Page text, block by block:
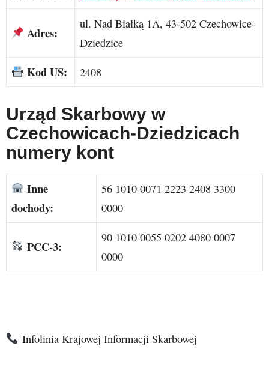
Adres:
ul. Nad Białką 1A, 43-502 Czechowice-
Dziedzice
Kod US: 2408
Urząd Skarbowy w
Czechowicach-Dziedzicach
numery kont
Inne
dochody:
56 1010 0071 2223 2408 3300
0000
PCC-3:
90 1010 0055 0202 4080 0007
0000
Infolinia Krajowej Informacji Skarbowej